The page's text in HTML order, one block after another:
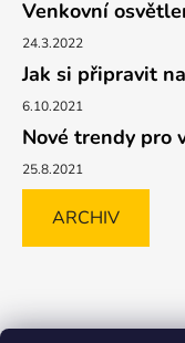
Venkovní
24.3.2022
Jak si připravit
6.10.2021
Nové trendy pro
25.8.2021
ARCHIV